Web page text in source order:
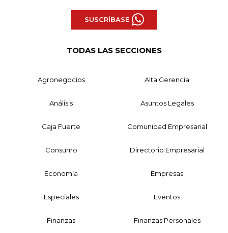
SUSCRÍBASE
TODAS LAS SECCIONES
Agronegocios Alta Gerencia
Análisis Asuntos Legales
Caja Fuerte Comunidad Empresarial
Consumo Directorio Empresarial
Economía Empresas
Especiales Eventos
Finanzas Finanzas Personales